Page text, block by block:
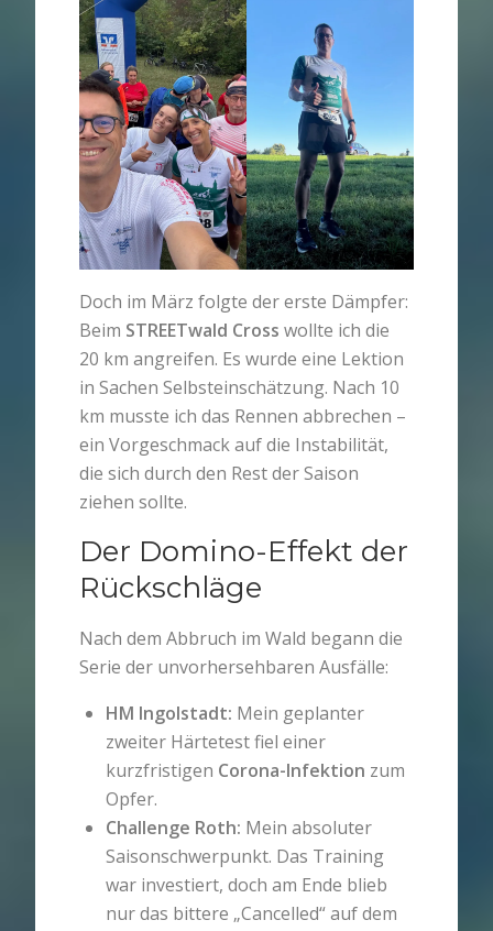
Doch im März folgte der erste Dämpfer:
Beim STREETwald Cross wollte ich die
20 km angreifen. Es wurde eine Lektion
in Sachen Selbsteinschätzung. Nach 10
km musste ich das Rennen abbrechen –
ein Vorgeschmack auf die Instabilität,
die sich durch den Rest der Saison
ziehen sollte.
Der Domino-Effekt der
Rückschläge
Nach dem Abbruch im Wald begann die
Serie der unvorhersehbaren Ausfälle:
HM Ingolstadt: Mein geplanter
zweiter Härtetest fiel einer
kurzfristigen Corona-Infektion zum
Opfer.
Challenge Roth: Mein absoluter
Saisonschwerpunkt. Das Training
war investiert, doch am Ende blieb
nur das bittere „Cancelled“ auf dem